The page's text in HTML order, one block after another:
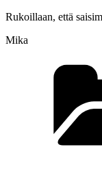
Rukoillaan, että
Mika